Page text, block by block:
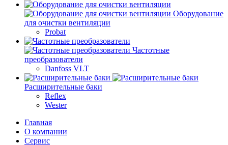
Оборудование
для очистки вентиляции
Probat
Частотные
преобразователи
Danfoss VLT
Расширительные баки
Reflex
Wester
Главная
О компании
Сервис